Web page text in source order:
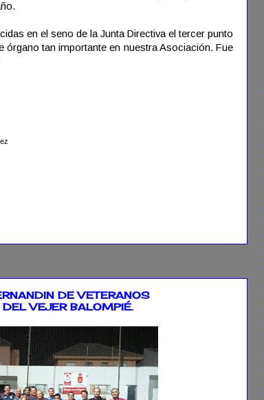
en el seno de la Junta Directiva el tercer punto
órgano tan importante en nuestra Asociación. Fue
DE VETERANOS
VEJER BALOMPIÉ.